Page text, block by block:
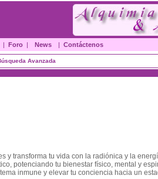
| Foro| News | Contáctenos
Avanzada
y transforma tu vida con la radiónica y la
potenciando tu bienestar físico, mental y
inmune y elevar tu conciencia hacia un